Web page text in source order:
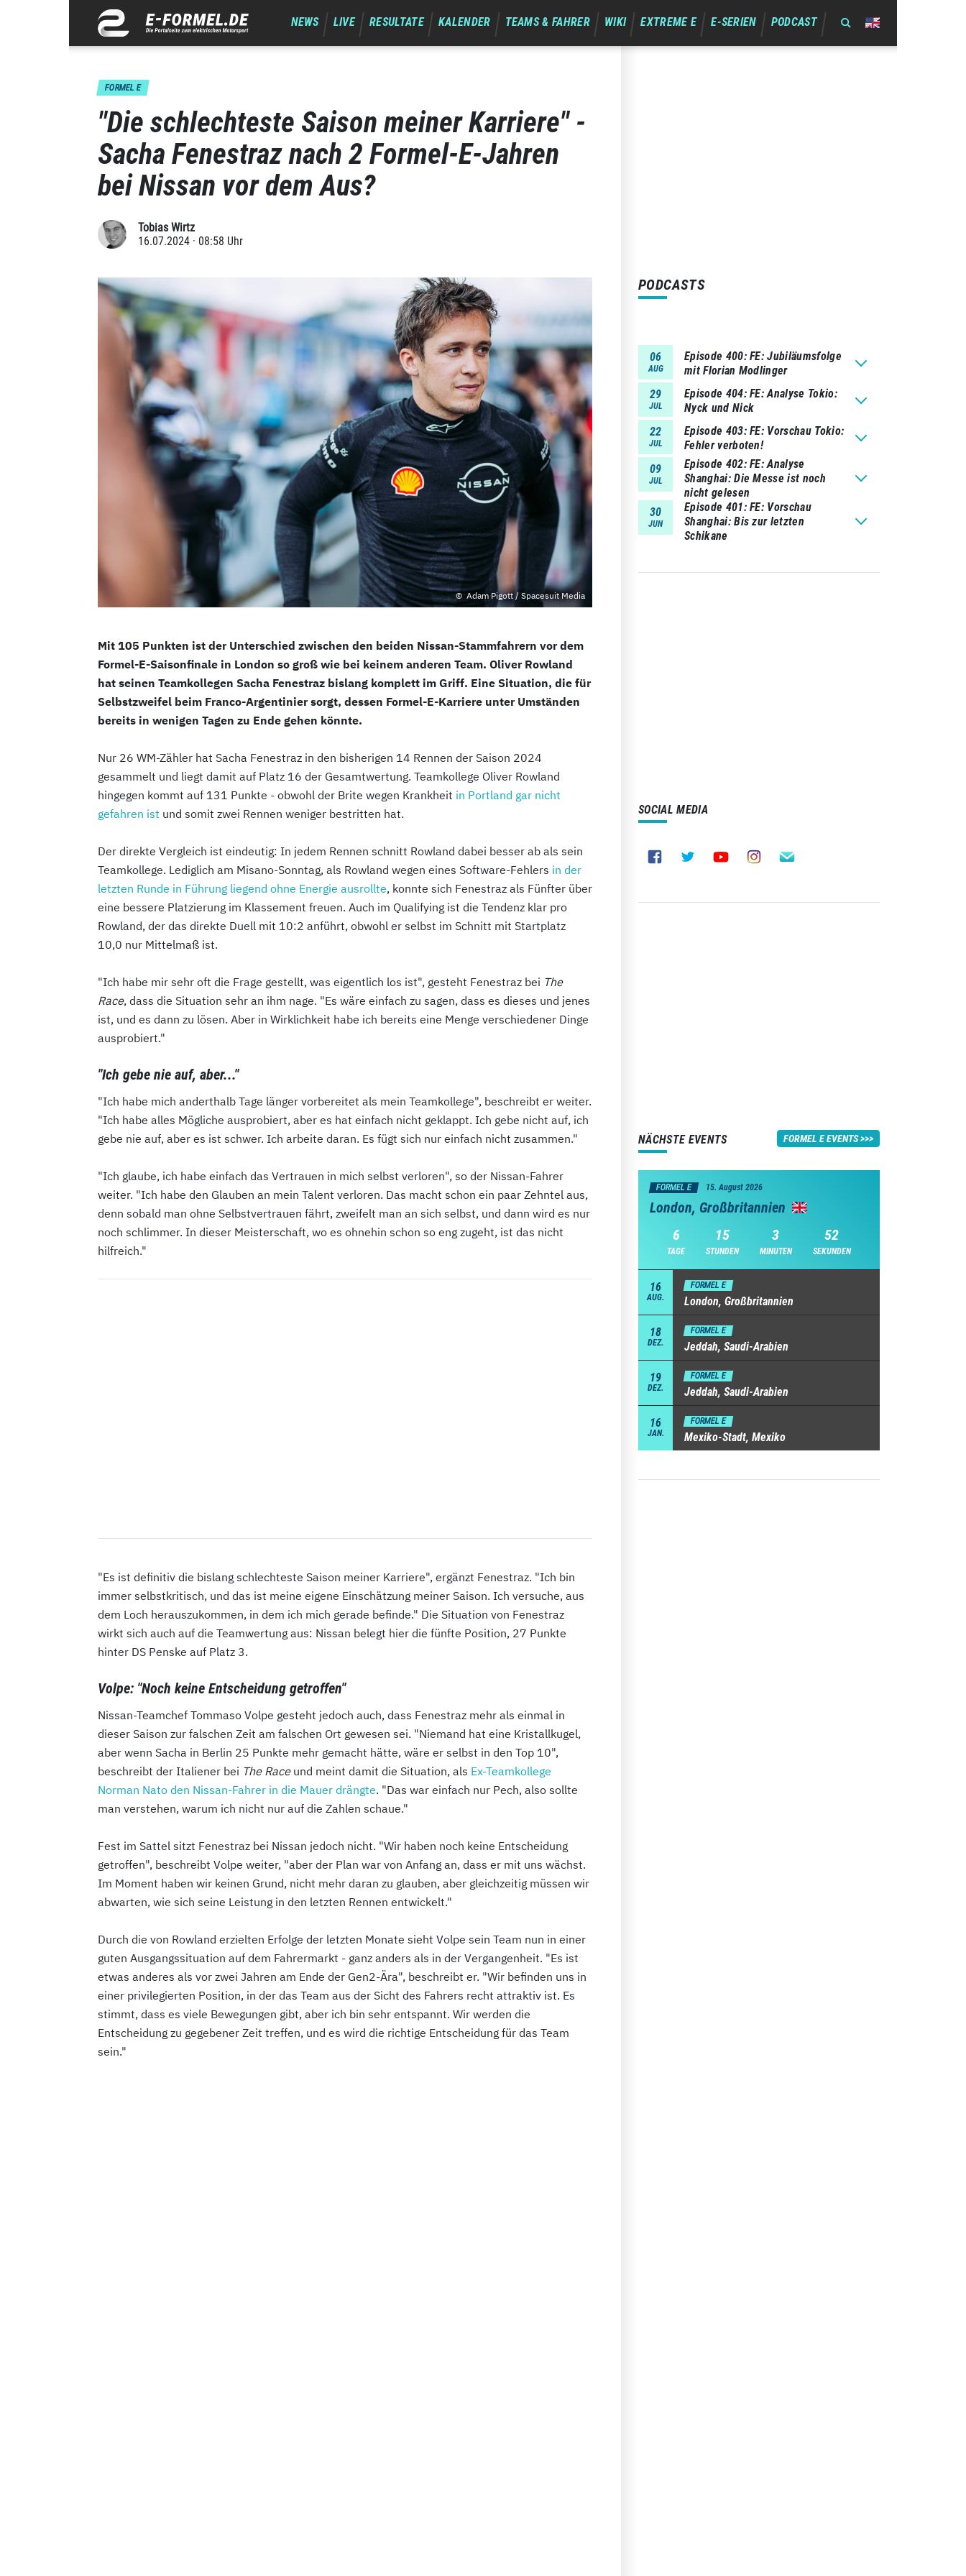
NEWS LIVE RESULTATE KALENDER TEAMS & FAHRER WIKI EXTREME E E-SERIEN PODCAST
FORMEL E
"Die schlechteste Saison meiner Karriere" -
Sacha Fenestraz nach 2 Formel-E-Jahren
bei Nissan vor dem Aus?
Tobias Wirtz
16.07.2024 · 08:58 Uhr
Adam Pigott / Spacesuit Media
Mit 105 Punkten ist der Unterschied zwischen den beiden Nissan-Stammfahrern vor dem
Formel-E-Saisonfinale in London so groß wie bei keinem anderen Team. Oliver Rowland
hat seinen Teamkollegen Sacha Fenestraz bislang komplett im Griff. Eine Situation, die für
Selbstzweifel beim Franco-Argentinier sorgt, dessen Formel-E-Karriere unter Umständen
bereits in wenigen Tagen zu Ende gehen könnte.
Nur 26 WM-Zähler hat Sacha Fenestraz in den bisherigen 14 Rennen der Saison 2024
gesammelt und liegt damit auf Platz 16 der Gesamtwertung. Teamkollege Oliver Rowland
hingegen kommt auf 131 Punkte - obwohl der Brite wegen Krankheit in Portland gar nicht
gefahren ist und somit zwei Rennen weniger bestritten hat.
Der direkte Vergleich ist eindeutig: In jedem Rennen schnitt Rowland dabei besser ab als sein
Teamkollege. Lediglich am Misano-Sonntag, als Rowland wegen eines Software-Fehlers in der
letzten Runde in Führung liegend ohne Energie ausrollte, konnte sich Fenestraz als Fünfter über
eine bessere Platzierung im Klassement freuen. Auch im Qualifying ist die Tendenz klar pro
Rowland, der das direkte Duell mit 10:2 anführt, obwohl er selbst im Schnitt mit Startplatz
10,0 nur Mittelmaß ist.
"Ich habe mir sehr oft die Frage gestellt, was eigentlich los ist", gesteht Fenestraz bei The
Race, dass die Situation sehr an ihm nage. "Es wäre einfach zu sagen, dass es dieses und jenes
ist, und es dann zu lösen. Aber in Wirklichkeit habe ich bereits eine Menge verschiedener Dinge
ausprobiert."
"Ich gebe nie auf, aber..."
"Ich habe mich anderthalb Tage länger vorbereitet als mein Teamkollege", beschreibt er weiter.
"Ich habe alles Mögliche ausprobiert, aber es hat einfach nicht geklappt. Ich gebe nicht auf, ich
gebe nie auf, aber es ist schwer. Ich arbeite daran. Es fügt sich nur einfach nicht zusammen."
"Ich glaube, ich habe einfach das Vertrauen in mich selbst verloren", so der Nissan-Fahrer
weiter. "Ich habe den Glauben an mein Talent verloren. Das macht schon ein paar Zehntel aus,
denn sobald man ohne Selbstvertrauen fährt, zweifelt man an sich selbst, und dann wird es nur
noch schlimmer. In dieser Meisterschaft, wo es ohnehin schon so eng zugeht, ist das nicht
hilfreich."
"Es ist definitiv die bislang schlechteste Saison meiner Karriere", ergänzt Fenestraz. "Ich bin
immer selbstkritisch, und das ist meine eigene Einschätzung meiner Saison. Ich versuche, aus
dem Loch herauszukommen, in dem ich mich gerade befinde." Die Situation von Fenestraz
wirkt sich auch auf die Teamwertung aus: Nissan belegt hier die fünfte Position, 27 Punkte
hinter DS Penske auf Platz 3.
Volpe: "Noch keine Entscheidung getroffen"
Nissan-Teamchef Tommaso Volpe gesteht jedoch auch, dass Fenestraz mehr als einmal in
dieser Saison zur falschen Zeit am falschen Ort gewesen sei. "Niemand hat eine Kristallkugel,
aber wenn Sacha in Berlin 25 Punkte mehr gemacht hätte, wäre er selbst in den Top 10",
beschreibt der Italiener bei The Raceund meint damit die Situation, als Ex-Teamkollege
Norman Nato den Nissan-Fahrer in die Mauer drängte. "Das war einfach nur Pech, also sollte
man verstehen, warum ich nicht nur auf die Zahlen schaue."
Fest im Sattel sitzt Fenestraz bei Nissan jedoch nicht. "Wir haben noch keine Entscheidung
getroffen", beschreibt Volpe weiter, "aber der Plan war von Anfang an, dass er mit uns wächst.
Im Moment haben wir keinen Grund, nicht mehr daran zu glauben, aber gleichzeitig müssen wir
abwarten, wie sich seine Leistung in den letzten Rennen entwickelt."
Durch die von Rowland erzielten Erfolge der letzten Monate sieht Volpe sein Team nun in einer
guten Ausgangssituation auf dem Fahrermarkt - ganz anders als in der Vergangenheit. "Es ist
etwas anderes als vor zwei Jahren am Ende der Gen2-Ära", beschreibt er. "Wir befinden uns in
einer privilegierten Position, in der das Team aus der Sicht des Fahrers recht attraktiv ist. Es
stimmt, dass es viele Bewegungen gibt, aber ich bin sehr entspannt. Wir werden die
Entscheidung zu gegebener Zeit treffen, und es wird die richtige Entscheidung für das Team
sein."
PODCASTS
06
AUG
Episode 400 FE: Jubiläumsfolge
mit Florian Modlinger
29
JUL
Episode 404 FE: Analyse Tokio:
Nyck und Nick
22
JUL
Episode 403 FE: Vorschau Tokio:
Fehler verboten!
09
JUL
Episode 402 FE: Analyse
Shanghai: Die Messe ist noch
nicht gelesen
30
JUN
Episode 401 FE: Vorschau
Shanghai: Bis zur letzten
Schikane
SOCIAL MEDIA
NÄCHSTE EVENTS FORMEL E EVENTS
FORMEL E 15. August 2026
London, Großbritannien
6
TAGE
15
STUNDEN
3
MINUTEN
51
SEKUNDEN
16
AUG.
FORMEL E
London, Großbritannien
18
DEZ.
FORMEL E
Jeddah, Saudi-Arabien
19
DEZ.
FORMEL E
Jeddah, Saudi-Arabien
16
JAN.
FORMEL E
Mexiko-Stadt, Mexiko